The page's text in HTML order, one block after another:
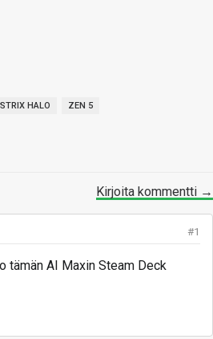
STRIX HALO ZEN 5
Kirjoita kommentti →
#1
tämän AI Maxin Steam Deck